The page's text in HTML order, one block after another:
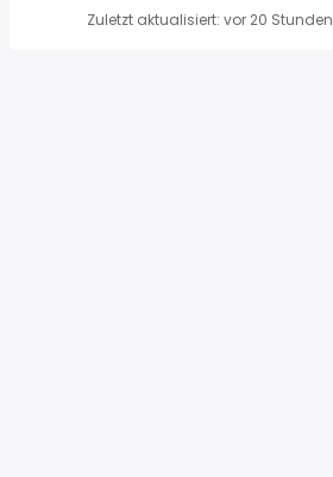
Zuletzt aktualisiert: vor 20 Stunden